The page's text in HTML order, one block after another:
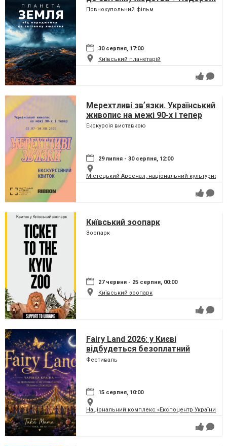
сузір'ями (класична програма)
Повнокупольний фільм
30 серпня, 17:00
Київський планетарій
Мерехтливі звʼязки. Український
живопис на межі 90-х і тепер
Екскурсія виставкою
29 липня - 30 серпня, 12:00
Містецький Арсенал, національний культурно-
Київський зоопарк
Зоопарк
27 червня - 25 серпня, 00:00
Київський зоопарк
Fairy Land 2026: у Києві
відбудеться безоплатний
сімейний фестиваль, який
Фестиваль
15 серпня, 10:00
Національний комплекс «Експоцентр України»